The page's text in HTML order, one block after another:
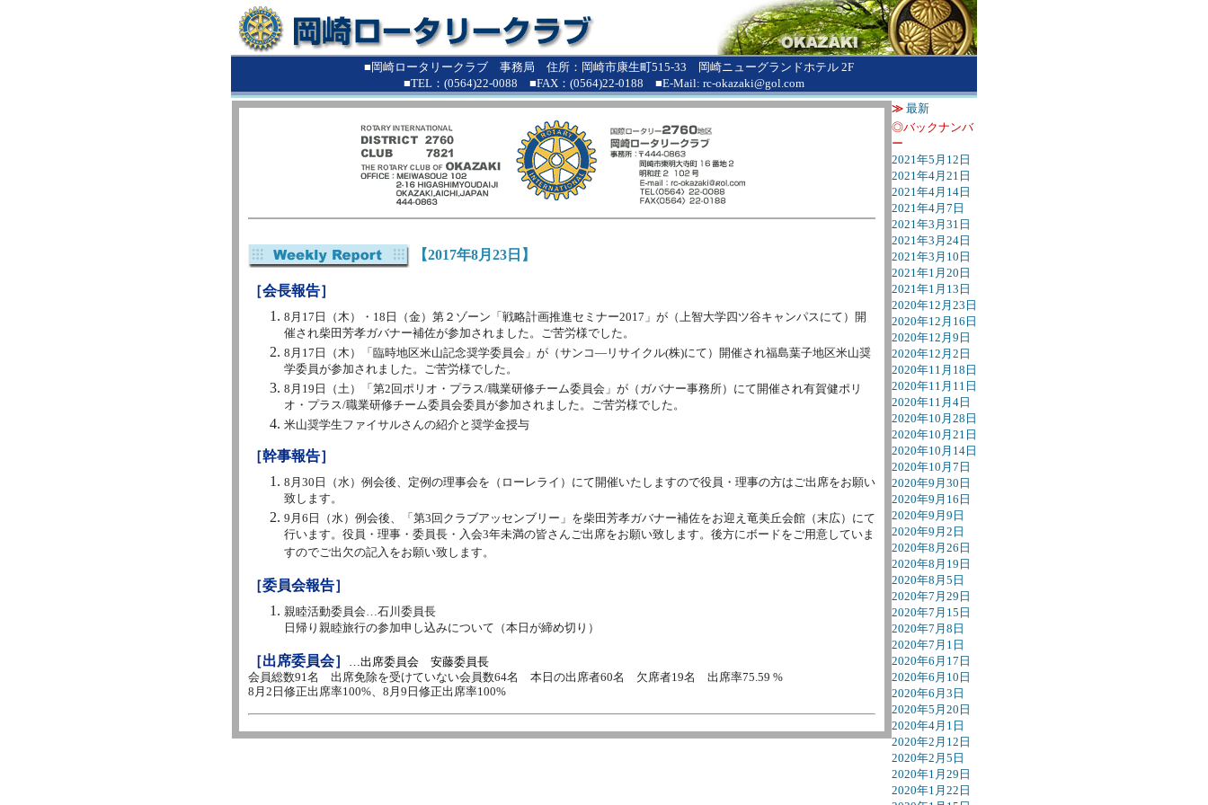
■岡崎ロータリークラブ 事務局 住所：岡崎市康生町515-33 岡崎ニューグランドホテル 2F
■TEL：(0564)22-0088 ■FAX：(0564)22-0188 ■E-Mail: rc-okazaki@gol.com
【2017年8月23日】
［会長報告］
8月17日（木）・18日（金）第２ゾーン「戦略計画推進セミナー2017」が（上智大学四ツ谷キャンパスにて）開
催され柴田芳孝ガバナー補佐が参加されました。ご苦労様でした。
8月17日（木）「臨時地区米山記念奨学委員会」が（サンコ―リサイクル(株)にて）開催され福島葉子地区米山奨
学委員が参加されました。ご苦労様でした。
8月19日（土）「第2回ポリオ・プラス/職業研修チーム委員会」が（ガバナー事務所）にて開催され有賀健ポリ
オ・プラス/職業研修チーム委員会委員が参加されました。ご苦労様でした。
米山奨学生ファイサルさんの紹介と奨学金授与
［幹事報告］
8月30日（水）例会後、定例の理事会を（ローレライ）にて開催いたしますので役員・理事の方はご出席をお願い
致します。
9月6日（水）例会後、「第3回クラブアッセンブリー」を柴田芳孝ガバナー補佐をお迎え竜美丘会館（末広）にて
行います。役員・理事・委員長・入会3年未満の皆さんご出席をお願い致します。後方にボードをご用意していま
すのでご出欠の記入をお願い致します。
［委員会報告］
親睦活動委員会…石川委員長
日帰り親睦旅行の参加申し込みについて（本日が締め切り）
［出席委員会］ …出席委員会 安藤委員長
会員総数91名 出席免除を受けていない会員数64名 本日の出席者60名 欠席者19名 出席率75.59 %
8月2日修正出席率100%、8月9日修正出席率100%
≫ 最新
◎バックナンバ
ー
2021年5月12日
2021年4月21日
2021年4月14日
2021年4月7日
2021年3月31日
2021年3月24日
2021年3月10日
2021年1月20日
2021年1月13日
2020年12月23日
2020年12月16日
2020年12月9日
2020年12月2日
2020年11月18日
2020年11月11日
2020年11月4日
2020年10月28日
2020年10月21日
2020年10月14日
2020年10月7日
2020年9月30日
2020年9月16日
2020年9月9日
2020年9月2日
2020年8月26日
2020年8月19日
2020年8月5日
2020年7月29日
2020年7月15日
2020年7月8日
2020年7月1日
2020年6月17日
2020年6月10日
2020年6月3日
2020年5月20日
2020年4月1日
2020年2月12日
2020年2月5日
2020年1月29日
2020年1月22日